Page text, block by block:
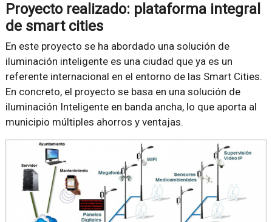
Proyecto realizado: plataforma integral
de smart cities
En este proyecto se ha abordado una solución de
iluminación inteligente es una ciudad que ya es un
referente internacional en el entorno de las Smart Cities.
En concreto, el proyecto se basa en una solución de
iluminación Inteligente en banda ancha, lo que aporta al
municipio múltiples ahorros y ventajas.